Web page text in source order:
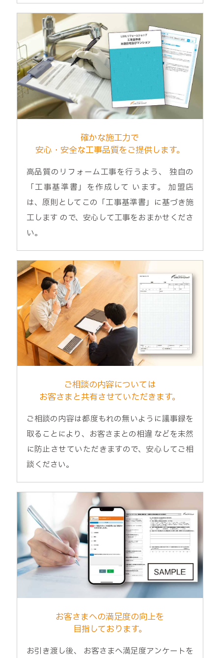
確かな施工力で
安心・安全な工事品質をご提供します。
高品質のリフォーム工事を行うよう、 独自の
「工事基準書」を作成して います。 加盟店
は、原則としてこの「工事基準書」に基づき施
工します ので、安心して工事をおまかせくださ
い。
ご相談の内容については
お客さまと共有させていただきます。
ご相談の内容は都度もれの無いように議事録を
取ることにより、お客さまとの相違 などを未然
に防止させていただきますので、安心してご相
談ください。
お客さまへの満足度の向上を
目指しております。
お引き渡し後、 お客さまへ満足度アンケートを